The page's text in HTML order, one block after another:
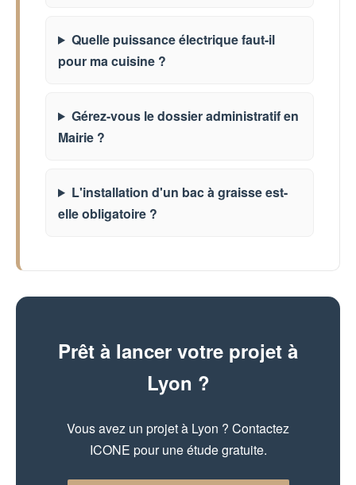
Quelle puissance électrique faut-il
pour ma cuisine ?
Gérez-vous le dossier administratif en
Mairie ?
L'installation d'un bac à graisse est-
elle obligatoire ?
Prêt à lancer votre projet à
Lyon ?
Vous avez un projet à Lyon ? Contactez
ICONE pour une étude gratuite.